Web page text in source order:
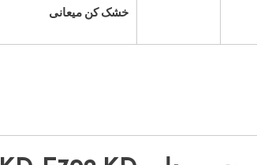
خشک کن میعانی